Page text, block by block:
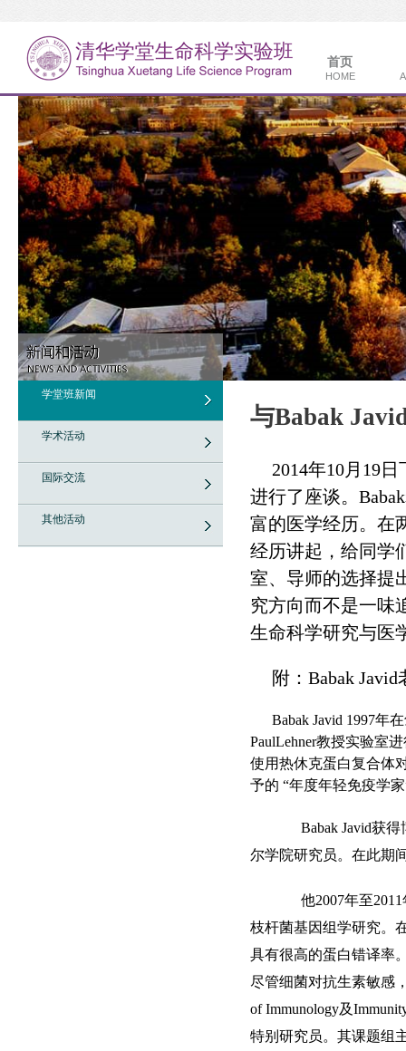
首页
HOME
学堂班新闻
学术活动
国际交流
其他活动
与Babak
2014年10月19
进行了座谈。
富的医学经历。在
经历讲起，给同学
室、导师的选择提
究方向而不是一味
生命科学研究与医
附：Babak
Babak Javid 1997年
PaulLehner教授实验室
使用热休克蛋白复合体
予的 “年度年轻免疫学
Babak Javid获得
尔学院研究员。在此期
他2007年至2011
枝杆菌基因组学研究。
具有很高的蛋白错译率
尽管细菌对抗生素敏感
of Immunology及
特别研究员。其课题组